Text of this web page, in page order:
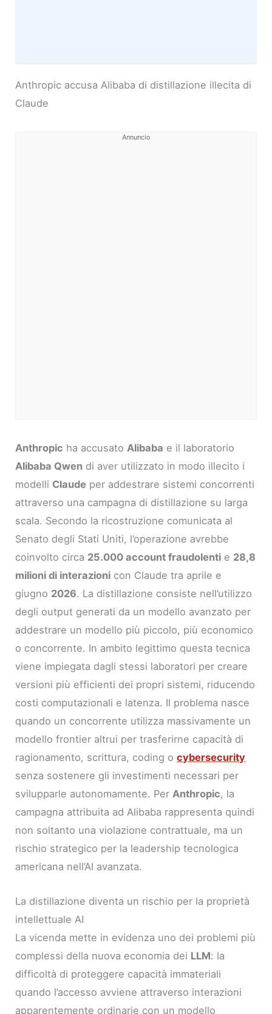
Anthropic accusa Alibaba di distillazione illecita di
Claude
Annuncio
Anthropic ha accusatoAlibaba e il laboratorio
Alibaba Qwen di aver utilizzato in modo illecito i
modelli Claude per addestrare sistemi concorrenti
attraverso una campagna di distillazione su larga
scala. Secondo la ricostruzione comunicata al
Senato degli Stati Uniti, l’operazione avrebbe
coinvolto circa 25.000 account fraudolenti e 28,8
milioni di interazioni con Claude tra aprile e
giugno 2026. La distillazione consiste nell’utilizzo
degli output generati da un modello avanzato per
addestrare un modello più piccolo, più economico
o concorrente. In ambito legittimo questa tecnica
viene impiegata dagli stessi laboratori per creare
versioni più efficienti dei propri sistemi, riducendo
costi computazionali e latenza. Il problema nasce
quando un concorrente utilizza massivamente un
modello frontier altrui per trasferirne capacità di
ragionamento, scrittura, coding ocybersecurity
senza sostenere gli investimenti necessari per
svilupparle autonomamente. PerAnthropic, la
campagna attribuita ad Alibaba rappresenta quindi
non soltanto una violazione contrattuale, ma un
rischio strategico per la leadership tecnologica
americana nell’AI avanzata.
La distillazione diventa un rischio per la proprietà
intellettuale AI
La vicenda mette in evidenza uno dei problemi più
complessi della nuova economia dei LLM: la
difficoltà di proteggere capacità immateriali
quando l’accesso avviene attraverso interazioni
apparentemente ordinarie con un modello